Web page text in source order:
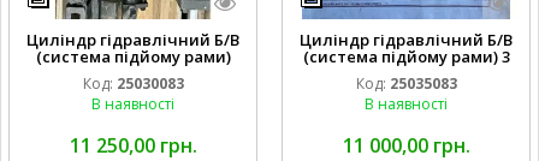
Циліндр гідравлічний Б/В
(система підйому рами)
3X8 87423768
Код: 25030083
В наявності
11 250,00 грн.
Циліндр гідравлічний Б/В
(система підйому рами) 3
1/2 84255910
Код: 25035083
В наявності
11 000,00 грн.